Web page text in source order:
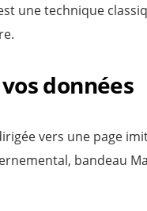
une technique
données
vers une page
bandeau